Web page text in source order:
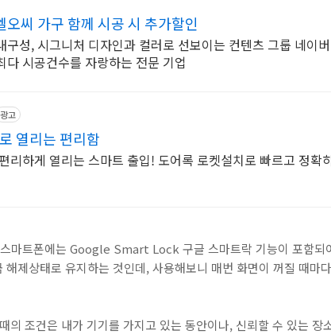
씨 가구 함께 시공 시 추가할인
구성, 시그니처 디자인과 컬러로 선보이는 컨텐츠 그룹 네이
시공건수를 자랑하는 전문 기업
광고
열리는 편리함
리하게 열리는 스마트 출입! 도어록 로켓설치로 빠르고 정확
마트폰에는 Google Smart Lock 구글 스마트락 기능이 포함되
제상태로 유지하는 것인데, 사용해보니 매번 화면이 꺼질 때마
조건은 내가 기기를 가지고 있는 동안이나, 신뢰할 수 있는 장